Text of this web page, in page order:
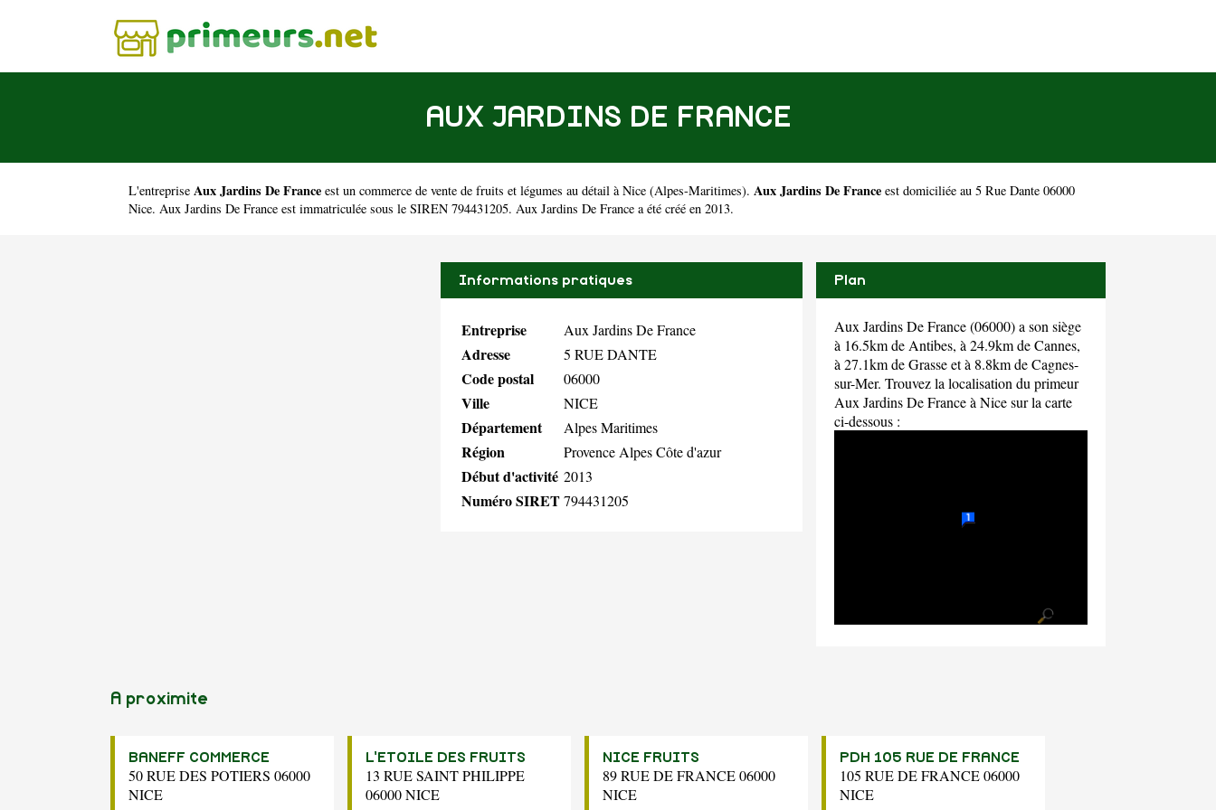
AUX JARDINS DE FRANCE
L'entreprise Aux Jardins De France est un commerce de vente de fruits et légumes au détail à Nice (Alpes-Maritimes). Aux Jardins De France est domiciliée au 5 Rue Dante 06000
Nice. Aux Jardins De France est immatriculée sous le SIREN 794431205. Aux Jardins De France a été créé en 2013.
Informations pratiques
Entreprise Aux Jardins De France
Adresse 5 RUE DANTE
Code postal 06000
Ville NICE
Département Alpes Maritimes
Région Provence Alpes Côte d'azur
Début d'activité 2013
Numéro SIRET794431205
Plan
Aux Jardins De France (06000) a son siège
à 16.5km de Antibes, à 24.9km de Cannes,
à 27.1km de Grasse et à 8.8km de Cagnes-
sur-Mer. Trouvez la localisation du primeur
Aux Jardins De France à Nice sur la carte
ci-dessous :
A proximite
BANEFF COMMERCE
50 RUE DES POTIERS 06000
NICE
L'ETOILE DES FRUITS
13 RUE SAINT PHILIPPE
06000 NICE
NICE FRUITS
89 RUE DE FRANCE 06000
NICE
PDH 105 RUE DE FRANCE
105 RUE DE FRANCE 06000
NICE